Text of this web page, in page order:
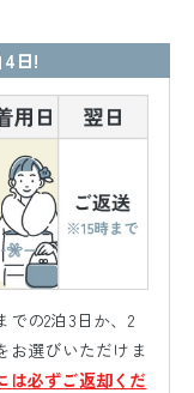
日!
の2泊3日か、2
お選びいただけま
は必ずご返却くだ